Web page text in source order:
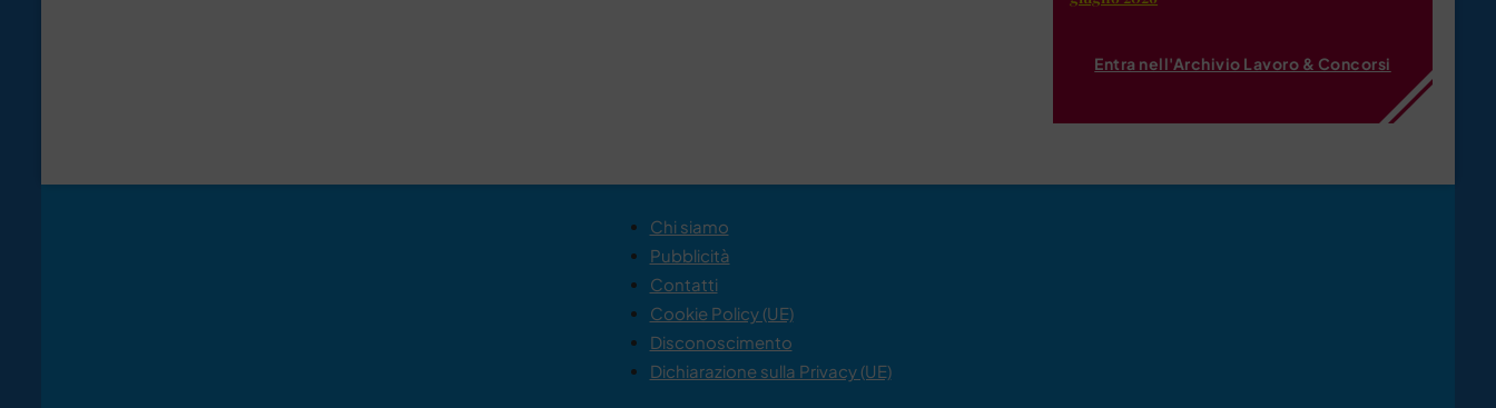
Entra nell'Archivio Lavoro & Concorsi
Chi siamo
Pubblicità
Contatti
Cookie Policy (UE)
Disconoscimento
Dichiarazione sulla Privacy (UE)